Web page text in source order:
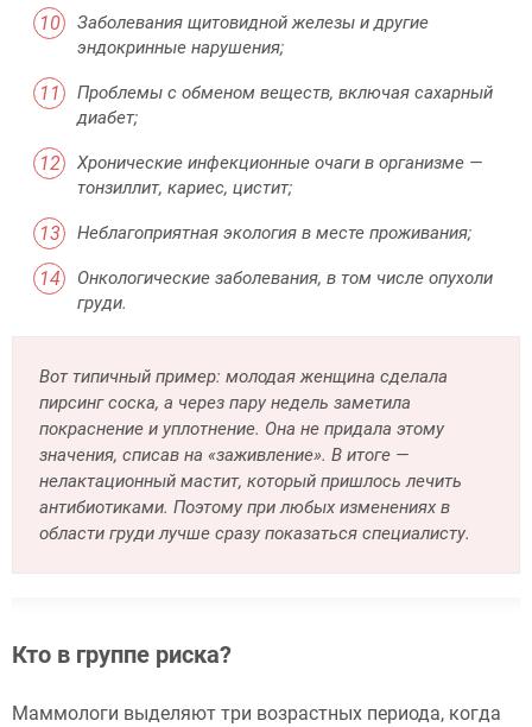
Заболевания щитовидной железы и другие
эндокринные нарушения;
Проблемы с обменом веществ, включая сахарный
диабет;
Хронические инфекционные очаги в организме —
тонзиллит, кариес, цистит;
Неблагоприятная экология в месте проживания;
Онкологические заболевания, в том числе опухоли
груди.
Вот типичный пример: молодая женщина сделала
пирсинг соска, а через пару недель заметила
покраснение и уплотнение. Она не придала этому
значения, списав на «заживление». В итоге —
нелактационный мастит, который пришлось лечить
антибиотиками. Поэтому при любых изменениях в
области груди лучше сразу показаться специалисту.
Кто в группе риска?
Маммологи выделяют три возрастных периода, когда